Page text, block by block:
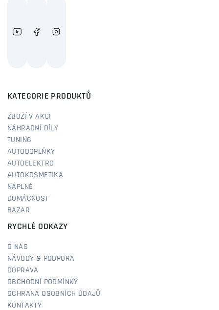
KATEGORIE PRODUKTŮ
ZBOŽÍ V AKCI
NÁHRADNÍ DÍLY
TUNING
AUTODOPLŇKY
AUTOELEKTRO
AUTOKOSMETIKA
NÁPLNĚ
DOMÁCNOST
BAZAR
RYCHLÉ ODKAZY
O NÁS
NÁVODY & PODPORA
DOPRAVA
OBCHODNÍ PODMÍNKY
OCHRANA OSOBNÍCH ÚDAJŮ
KONTAKTY